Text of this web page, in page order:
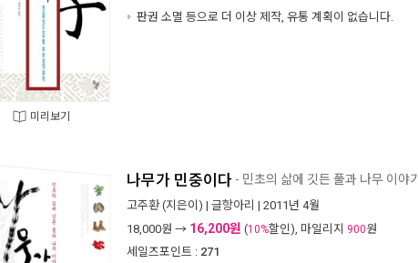
미리보기
판권 소멸 등으로 더 이상 제작, 유통 계획이 없습니다.
나무가 민중이다 - 민초의 삶에 깃든 풀과 나무 이야기
고주환(지은이) | 글항아리 | 2011년 4월
18,000원 → 16,200원 (10%할인), 마일리지 900원
세일즈포인트 : 271